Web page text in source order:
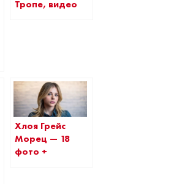
Тропе, видео
Хлоя Грейс
Морец — 18
фото +